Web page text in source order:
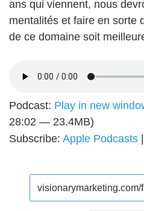
ans qui viennent, nous
mentalités et faire en sorte
de ce domaine soit
Podcast: Play in new
28:02 — 23.4MB)
Subscribe: Apple Podcasts